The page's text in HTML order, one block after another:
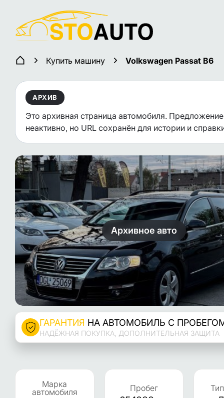
Купить машину Volkswagen Passat B6
АРХИВ
Это архивная страница автомобиля. Предложение
неактивно, но URL сохранён для истории и
Архивное авто
ГАРАНТИЯ НА АВТОМОБИЛЬ С
НАДЁЖНАЯ ПОКУПКА, ДОПОЛНИТЕЛЬНАЯ ЗАЩИТА
Марка
автомобиля
Пробег